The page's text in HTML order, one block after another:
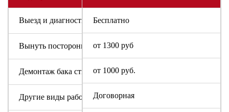
Бесплатно
от 1300 руб
от 1000 руб.
Договорная
Выезд и диагностика
Вынуть посторонний предмет
Демонтаж бака стиральной машины
Другие виды работ